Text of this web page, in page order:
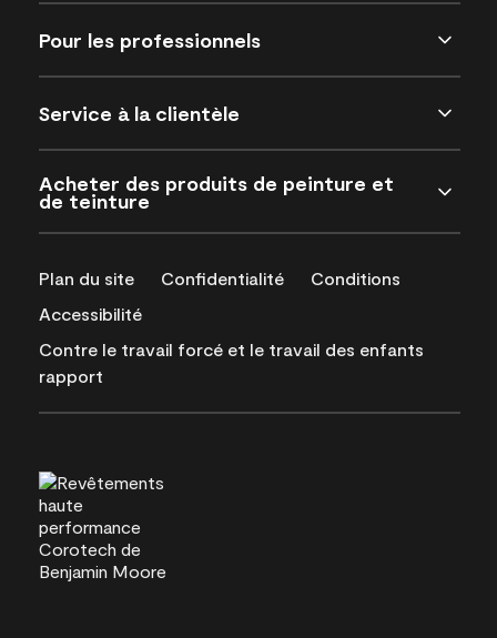
Pour les professionnels
Service à la clientèle
Acheter des produits de peinture et
de teinture
Plan du site Confidentialité
Conditions
Accessibilité
Contre le travail forcé et le travail des enfants
rapport